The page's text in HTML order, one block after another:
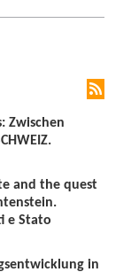
Zwischen
and the quest
e Stato
in